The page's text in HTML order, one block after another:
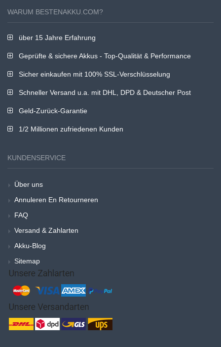
WARUM BESTENAKKU.COM?
über 15 Jahre Erfahrung
Geprüfte & sichere Akkus - Top-Qualität & Performance
Sicher einkaufen mit 100% SSL-Verschlüsselung
Schneller Versand u.a. mit DHL, DPD & Deutscher Post
Geld-Zurück-Garantie
1/2 Millionen zufriedenen Kunden
KUNDENSERVICE
Über uns
Annuleren En Retourneren
FAQ
Versand & Zahlarten
Akku-Blog
Sitemap